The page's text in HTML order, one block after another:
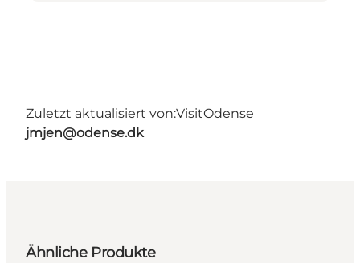
Zuletzt aktualisiert von:VisitOdense
jmjen@odense.dk
Ähnliche Produkte